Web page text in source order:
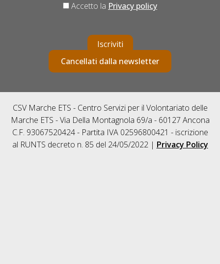
Accetto la Privacy policy
Iscriviti
Cancellati dalla newsletter
CSV Marche ETS - Centro Servizi per il Volontariato delle
Marche ETS - Via Della Montagnola 69/a - 60127 Ancona
C.F. 93067520424 - Partita IVA 02596800421 - iscrizione
al RUNTS decreto n. 85 del 24/05/2022 | Privacy Policy